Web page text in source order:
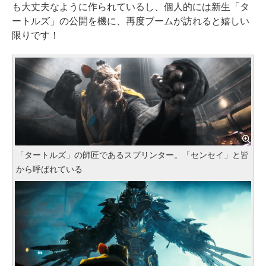
も大丈夫なように作られているし、個人的には新生「タ
ートルズ」の公開を機に、再度ブームが訪れると嬉しい
限りです！
「タートルズ」の師匠であるスプリンター。「センセイ」と皆
から呼ばれている